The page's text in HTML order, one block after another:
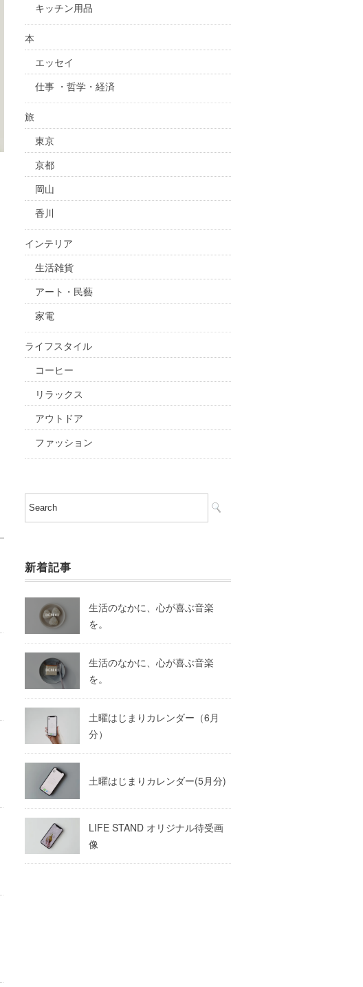
キッチン用品
本
エッセイ
仕事 ・哲学・経済
旅
東京
京都
岡山
香川
インテリア
生活雑貨
アート・民藝
家電
ライフスタイル
コーヒー
リラックス
アウトドア
ファッション
新着記事
生活のなかに、心が喜ぶ音楽
を。
生活のなかに、心が喜ぶ音楽
を。
土曜はじまりカレンダー（6月
分）
土曜はじまりカレンダー(5月分)
LIFE STAND オリジナル待受画
像